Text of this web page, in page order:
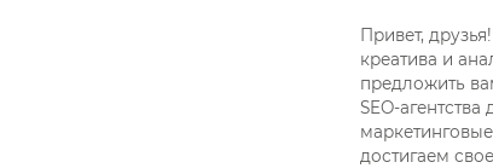
Привет,
креатива и
предложить
SEO-
достигаем